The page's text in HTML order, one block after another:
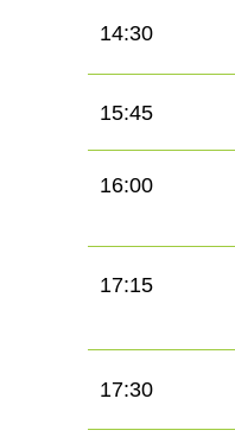
17:15
17:30
16:00
15:45
14:30